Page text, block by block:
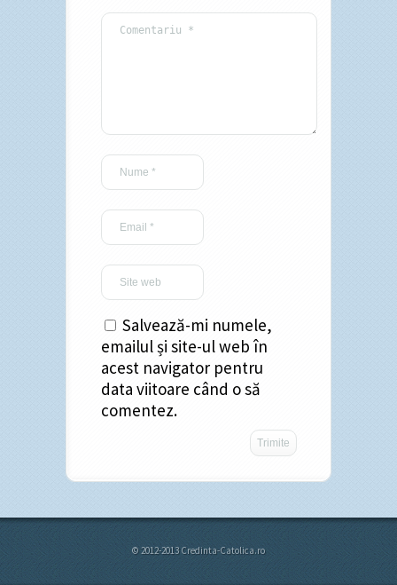
Salvează-mi numele,
emailul și site-ul web în
acest navigator pentru
data viitoare când o să
comentez.
© 2012-2013 Credinta-Catolica.ro